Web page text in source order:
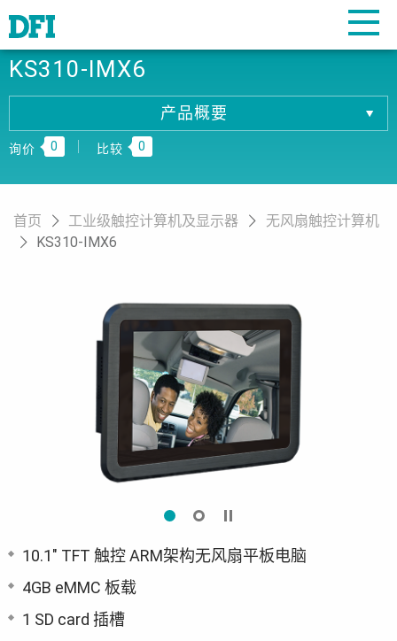
KS310-IMX6
产品概要
产品概要
相關下载
订购资讯
询价 0 比较 0
首页 工业级触控计算机及显示器
无风扇触控计算机
KS310-IMX6
10.1" TFT 触控 ARM架构无风扇平板电脑
4GB eMMC 板载
1 SD card 插槽